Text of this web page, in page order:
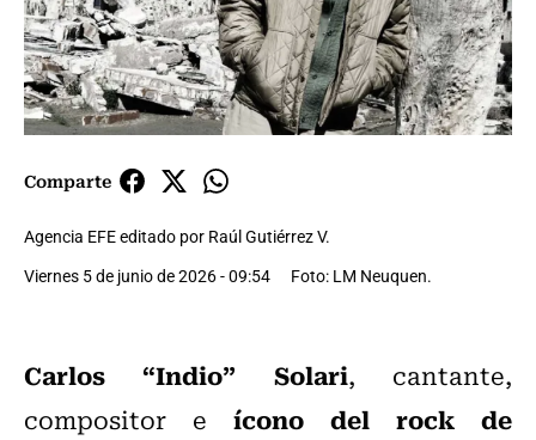
Comparte
Agencia EFE editado por Raúl Gutiérrez V.
Viernes 5 de junio de 2026 - 09:54
Foto: LM Neuquen.
Carlos “Indio” Solari, cantante,
compositor e ícono del rock de